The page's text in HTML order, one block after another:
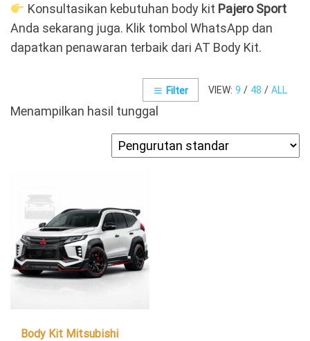
Konsultasikan kebutuhan body kit Pajero Sport
Anda sekarang juga. Klik tombol WhatsApp dan
dapatkan penawaran terbaik dari AT Body Kit.
VIEW: 9 / 48 / ALL
Filter
Menampilkan hasil tunggal
Body Kit Mitsubishi